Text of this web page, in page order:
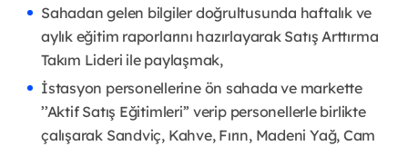
Sahadan gelen bilgiler doğrultusunda haftalık ve
aylık eğitim raporlarını hazırlayarak Satış Arttırma
Takım Lideri ile paylaşmak,
İstasyon personellerine ön sahada ve markette
’’Aktif Satış Eğitimleri’’ verip personellerle birlikte
çalışarak Sandviç, Kahve, Fırın, Madeni Yağ, Cam